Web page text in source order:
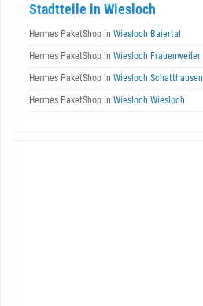
Stadtteile in Wiesloch
Hermes PaketShop in Wiesloch Baiertal
Hermes PaketShop in Wiesloch Frauenweiler
Hermes PaketShop in Wiesloch Schatthausen
Hermes PaketShop in Wiesloch Wiesloch